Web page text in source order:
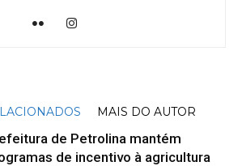
MAIS DO AUTOR
de Petrolina mantém
de incentivo à agricultura